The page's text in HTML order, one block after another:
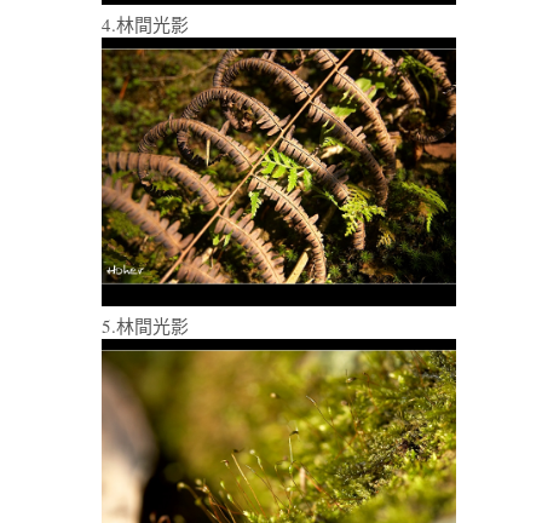
4.林間光影
5.林間光影